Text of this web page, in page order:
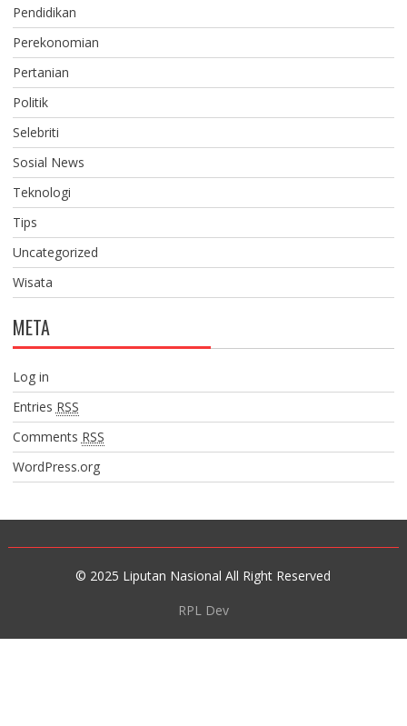
Pendidikan
Perekonomian
Pertanian
Politik
Selebriti
Sosial News
Teknologi
Tips
Uncategorized
Wisata
META
Log in
Entries RSS
Comments RSS
WordPress.org
© 2025 Liputan Nasional All Right Reserved
RPL Dev